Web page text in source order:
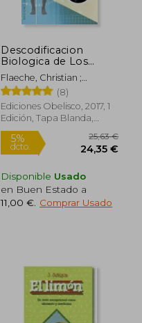
5%
Descodificacion
Biologica de Los
Problemas
Neurologicos Y
Endocrinos
Flaeche, Christian ;
Tomaas, Paca(8)
Ediciones Obelisco, 2017, 1
Edición, Tapa Blanda,
Nuevo
Disponible Usado
en Buen Estado a
11,00 € Comprar Usado